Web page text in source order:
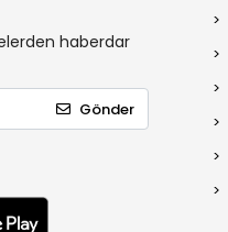
haberdar
Gönder